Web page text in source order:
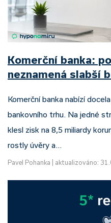
Komerční banka:
neznamená slabší
Komerční banka nabízí
bankovního trhu. Na jedné
klesl zisk na 8,5 miliardy
rostly úvěry a…
Pavel Pohanka aktualizováno: